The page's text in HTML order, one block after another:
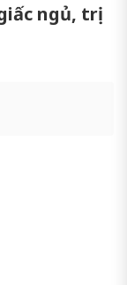
ngủ, trị